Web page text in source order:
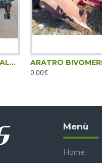
ARATRO BIVOMERE ALDO ANNOVI - REVERSIBILE
0,00€
Menù
Home